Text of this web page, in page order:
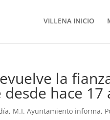
VILLENA INICIO
la
hace 17
, M.I. Ayuntamiento informa,